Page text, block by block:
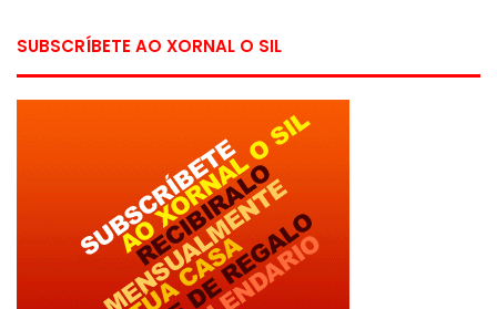
SUBSCRÍBETE AO XORNAL O SIL